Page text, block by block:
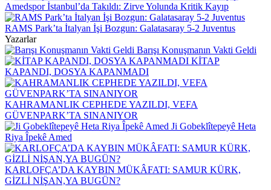
Amedspor İstanbul’da Takıldı: Zirve Yolunda Kritik Kayıp
RAMS Park’ta İtalyan İşi Bozgun: Galatasaray 5-2 Juventus
Yazarlar
Barışı Konuşmanın Vakti Geldi
KİTAP
KAPANDI, DOSYA KAPANMADI
KAHRAMANLIK CEPHEDE YAZILDI, VEFA
GÜVENPARK’TA SINANIYOR
Ji Gobeklîtepeyê Heta
Riya Îpekê Amed
KARLOFÇA’DA KAYBIN MÜKÂFATI: SAMUR KÜRK,
GİZLİ NİŞAN,YA BUGÜN?